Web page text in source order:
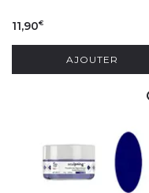
11,90€
AJOUTER